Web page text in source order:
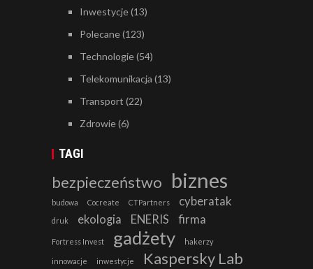
Inwestycje(13)
Polecane(123)
Technologie(54)
Telekomunikacja (13)
Transport (22)
Zdrowie(6)
TAGI
bezpieczeństwo biznes
budowa Cocreate CTPartners cyberatak
druk ekologia ENERIS firma
Fortress Invest gadżety hakerzy
innowacje inwestycje Kaspersky Lab